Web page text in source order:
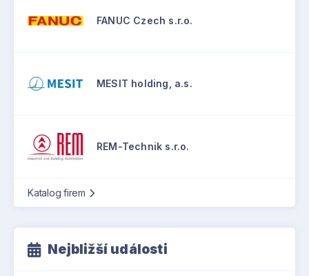
FANUC Czech s.r.o.
MESIT holding, a.s.
REM-Technik s.r.o.
Katalog firem
Nejbližší události